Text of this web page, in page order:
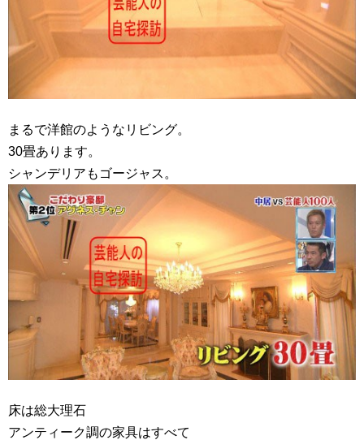
まるで洋館のようなリビング。
30畳あります。
シャンデリアもゴージャス。
床は総大理石
アンティーク調の家具はすべて